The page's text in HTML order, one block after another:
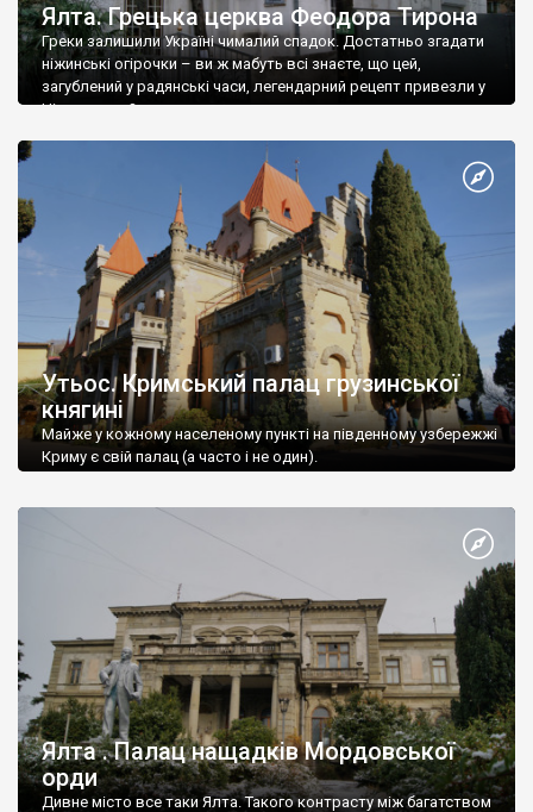
Ялта. Грецька церква Феодора Тирона
Греки залишили Україні чималий спадок. Достатньо згадати
ніжинські огірочки – ви ж мабуть всі знаєте, що цей,
загублений у радянські часи, легендарний рецепт привезли у
Ніжин греки?
Утьос. Кримський палац грузинської
княгині
Майже у кожному населеному пункті на південному узбережжі
Криму є свій палац (а часто і не один).
Ялта . Палац нащадків Мордовської
орди
Дивне місто все таки Ялта. Такого контрасту між багатством